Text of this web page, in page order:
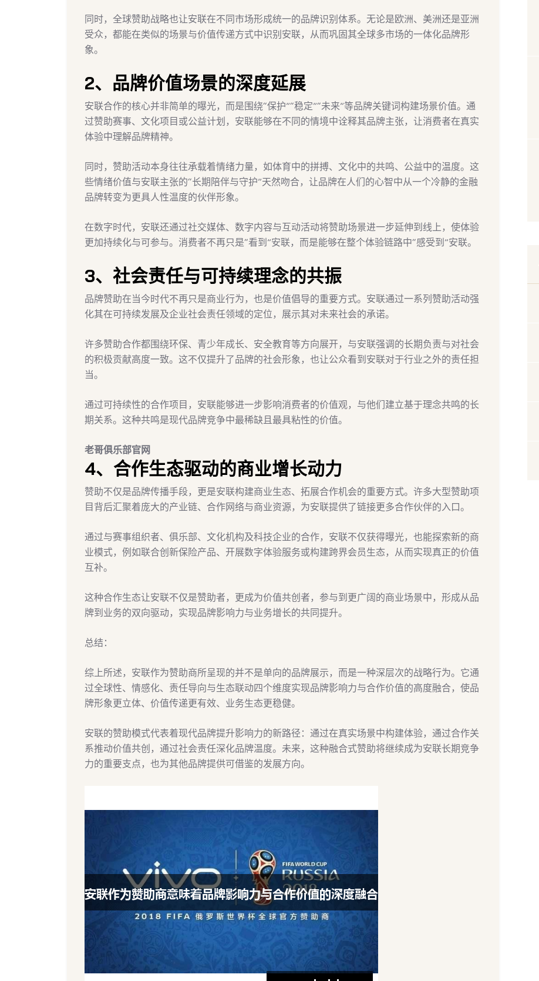
同时，全球赞助战略也让安联在不同市场形成统一的品牌识别体系。无论是欧洲、美洲还是亚洲
受众，都能在类似的场景与价值传递方式中识别安联，从而巩固其全球多市场的一体化品牌形
象。
2、品牌价值场景的深度延展
安联合作的核心并非简单的曝光，而是围绕“保护”“稳定”“未来”等品牌关键词构建场景价值。通
过赞助赛事、文化项目或公益计划，安联能够在不同的情境中诠释其品牌主张，让消费者在真实
体验中理解品牌精神。
同时，赞助活动本身往往承载着情绪力量，如体育中的拼搏、文化中的共鸣、公益中的温度。这
些情绪价值与安联主张的“长期陪伴与守护”天然吻合，让品牌在人们的心智中从一个冷静的金融
品牌转变为更具人性温度的伙伴形象。
在数字时代，安联还通过社交媒体、数字内容与互动活动将赞助场景进一步延伸到线上，使体验
更加持续化与可参与。消费者不再只是“看到”安联，而是能够在整个体验链路中“感受到”安联。
3、社会责任与可持续理念的共振
品牌赞助在当今时代不再只是商业行为，也是价值倡导的重要方式。安联通过一系列赞助活动强
化其在可持续发展及企业社会责任领域的定位，展示其对未来社会的承诺。
许多赞助合作都围绕环保、青少年成长、安全教育等方向展开，与安联强调的长期负责与对社会
的积极贡献高度一致。这不仅提升了品牌的社会形象，也让公众看到安联对于行业之外的责任担
当。
通过可持续性的合作项目，安联能够进一步影响消费者的价值观，与他们建立基于理念共鸣的长
期关系。这种共鸣是现代品牌竞争中最稀缺且最具粘性的价值。
老哥俱乐部官网
4、合作生态驱动的商业增长动力
赞助不仅是品牌传播手段，更是安联构建商业生态、拓展合作机会的重要方式。许多大型赞助项
目背后汇聚着庞大的产业链、合作网络与商业资源，为安联提供了链接更多合作伙伴的入口。
通过与赛事组织者、俱乐部、文化机构及科技企业的合作，安联不仅获得曝光，也能探索新的商
业模式，例如联合创新保险产品、开展数字体验服务或构建跨界会员生态，从而实现真正的价值
互补。
这种合作生态让安联不仅是赞助者，更成为价值共创者，参与到更广阔的商业场景中，形成从品
牌到业务的双向驱动，实现品牌影响力与业务增长的共同提升。
总结：
综上所述，安联作为赞助商所呈现的并不是单向的品牌展示，而是一种深层次的战略行为。它通
过全球性、情感化、责任导向与生态联动四个维度实现品牌影响力与合作价值的高度融合，使品
牌形象更立体、价值传递更有效、业务生态更稳健。
安联的赞助模式代表着现代品牌提升影响力的新路径：通过在真实场景中构建体验，通过合作关
系推动价值共创，通过社会责任深化品牌温度。未来，这种融合式赞助将继续成为安联长期竞争
力的重要支点，也为其他品牌提供可借鉴的发展方向。